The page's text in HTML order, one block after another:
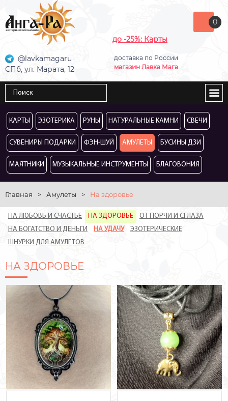
до -25%: Карты
доставка по России
магазин Лавка Мага
@lavkamagaru
СПб, ул. Марата, 12
0
КАРТЫ ЭЗОТЕРИКА РУНЫ НАТУРАЛЬНЫЕ КАМНИ СВЕЧИ
СУВЕНИРЫ ПОДАРКИ ФЭН-ШУЙ АМУЛЕТЫ БУСИНЫ ДЗИ
МАЯТНИКИ МУЗЫКАЛЬНЫЕ ИНСТРУМЕНТЫ БЛАГОВОНИЯ
Главная > Амулеты > На здоровье
НА ЛЮБОВЬ И СЧАСТЬЕ НА ЗДОРОВЬЕ
ОТ ПОРЧИ И СГЛАЗА
НА БОГАТСТВО И ДЕНЬГИ
НА УДАЧУ
ЭЗОТЕРИЧЕСКИЕ
ШНУРКИ ДЛЯ АМУЛЕТОВ
НА ЗДОРОВЬЕ